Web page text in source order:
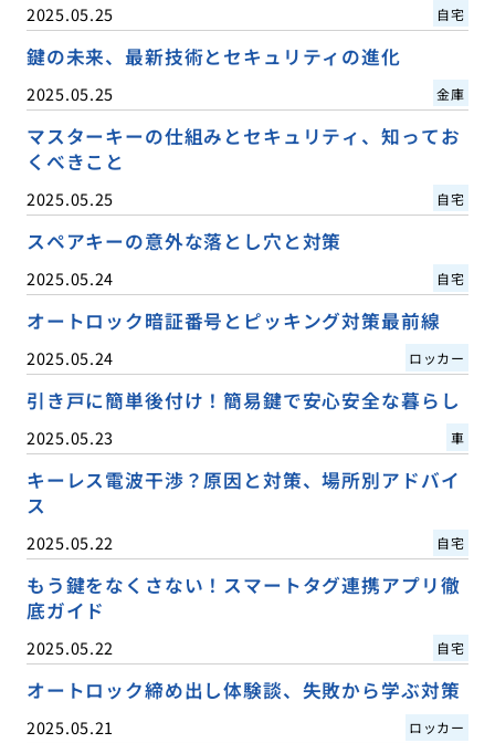
2025.05.25 自宅
鍵の未来、最新技術とセキュリティの進化
2025.05.25 金庫
マスターキーの仕組みとセキュリティ、知ってお
くべきこと
2025.05.25 自宅
スペアキーの意外な落とし穴と対策
2025.05.24 自宅
オートロック暗証番号とピッキング対策最前線
2025.05.24 ロッカー
引き戸に簡単後付け！簡易鍵で安心安全な暮らし
2025.05.23 車
キーレス電波干渉？原因と対策、場所別アドバイ
ス
2025.05.22 自宅
もう鍵をなくさない！スマートタグ連携アプリ徹
底ガイド
2025.05.22 自宅
オートロック締め出し体験談、失敗から学ぶ対策
2025.05.21 ロッカー